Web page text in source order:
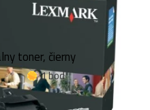
toner, čierny
1 bod